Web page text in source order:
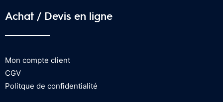
Achat / Devis en ligne
Mon compte client
CGV
Politque de confidentialité